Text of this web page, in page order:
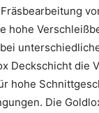
hohe
Deckschicht die
hohe
Die